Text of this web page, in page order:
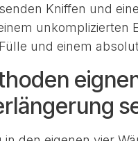
Kniffen und
unkomplizierten
und einem